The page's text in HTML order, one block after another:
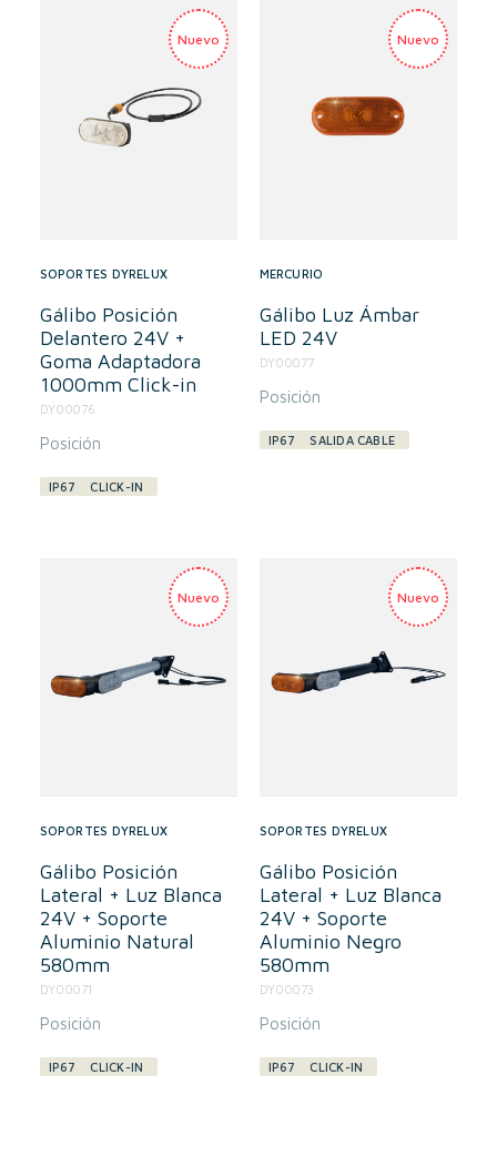
SOPORTES DYRELUX
Gálibo Posición
Delantero 24V +
Goma Adaptadora
1000mm Click-in
DY00076
Posición
IP67 CLICK-IN
MERCURIO
Gálibo Luz Ámbar
LED 24V
DY00077
Posición
IP67 SALIDA CABLE
SOPORTES DYRELUX
Gálibo Posición
Lateral + Luz Blanca
24V + Soporte
Aluminio Natural
580mm
DY00071
Posición
IP67 CLICK-IN
SOPORTES DYRELUX
Gálibo Posición
Lateral + Luz Blanca
24V + Soporte
Aluminio Negro
580mm
DY00073
Posición
IP67 CLICK-IN